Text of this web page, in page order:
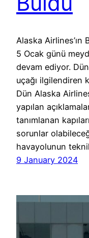
Alaska Airlines’ın
5 Ocak günü
devam ediyor.
uçağı ilgilendiren
Dün Alaska
yapılan
tanımlanan
sorunlar
havayolunun
9 January 2024